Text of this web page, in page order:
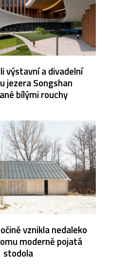
výstavní a divadelní
jezera Songshan
bílými rouchy
vznikla nedaleko
moderně pojatá
stodola